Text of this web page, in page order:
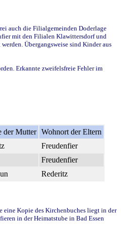
auch die Filialgemeinden Doderlage
mit den Filialen Klawittersdorf und
Übergangsweise sind Kinder aus
Erkannte zweifelsfreie Fehler im
der Mutter Wohnort der Eltern
Freudenfier
Freudenfier
Rederitz
eine Kopie des Kirchenbuches liegt in der
in der Heimatstube in Bad Essen